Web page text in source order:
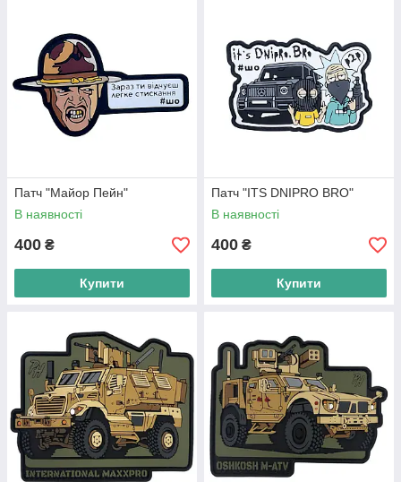
Патч "Майор Пейн"
В наявності
400 ₴
Купити
Патч "ITS DNIPRO BRO"
В наявності
400 ₴
Купити